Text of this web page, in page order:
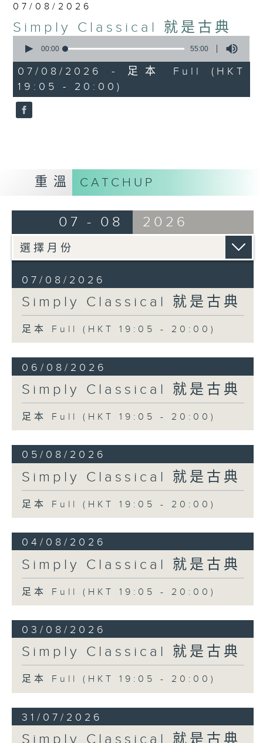
07/08/2026
Simply Classical 就是古典
seconds
55
minutes,
0
seconds
00:00 55:00
07/08/2026 - 足本 Full (HKT
19:05 - 20:00)
重溫 CATCHUP
07 - 08 2026
07/08/2026
Simply Classical 就是古典
足本 Full (HKT 19:05 - 20:00)
06/08/2026
Simply Classical 就是古典
足本 Full (HKT 19:05 - 20:00)
05/08/2026
Simply Classical 就是古典
足本 Full (HKT 19:05 - 20:00)
04/08/2026
Simply Classical 就是古典
足本 Full (HKT 19:05 - 20:00)
03/08/2026
Simply Classical 就是古典
足本 Full (HKT 19:05 - 20:00)
31/07/2026
Simply Classical 就是古典